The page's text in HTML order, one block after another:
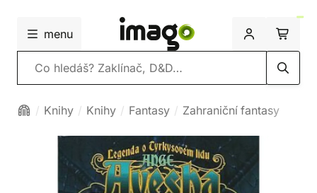
menu
Vyhledávání
Knihy Knihy Fantasy Zahraniční fantasy